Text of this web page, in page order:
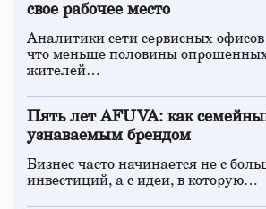
свое рабочее место
Аналитики сети сервисных
что меньше половины
жителей…
Пять лет AFUVA: как
узнаваемым брендом
Бизнес часто начинается не с
инвестиций, а с идеи, в которую…